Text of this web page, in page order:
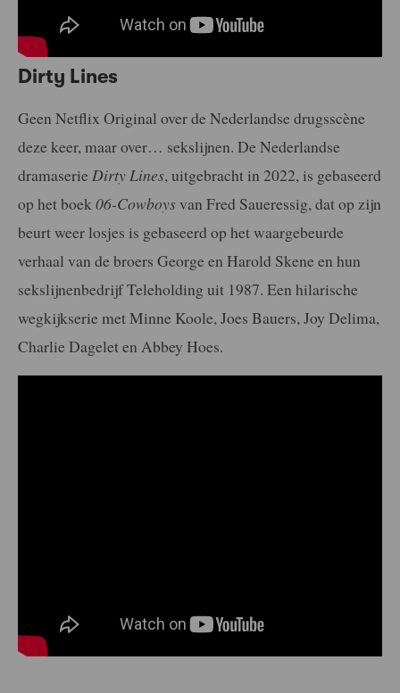
Dirty Lines
Geen Netflix Original over de Nederlandse drugsscène
deze keer, maar over… sekslijnen. De Nederlandse
dramaserie Dirty Lines, uitgebracht in 2022, is gebaseerd
op het boek 06-Cowboysvan Fred Saueressig, dat op zijn
beurt weer losjes is gebaseerd op het waargebeurde
verhaal van de broers George en Harold Skene en hun
sekslijnenbedrijf Teleholding uit 1987. Een hilarische
wegkijkserie met Minne Koole, Joes Bauers, Joy Delima,
Charlie Dagelet en Abbey Hoes.